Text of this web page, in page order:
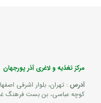
مرکز تغذیه و لاغری آذر پورجهان
آدرس : تهران، بلوار اشرفی
کوچه عباسی، بن بست فرهنگ غربی، پلاک 7،